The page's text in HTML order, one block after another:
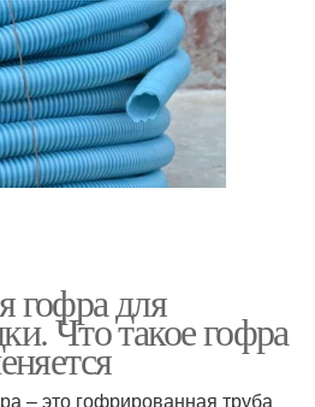
гофра для
Что такое гофра
– это гофрированная труба